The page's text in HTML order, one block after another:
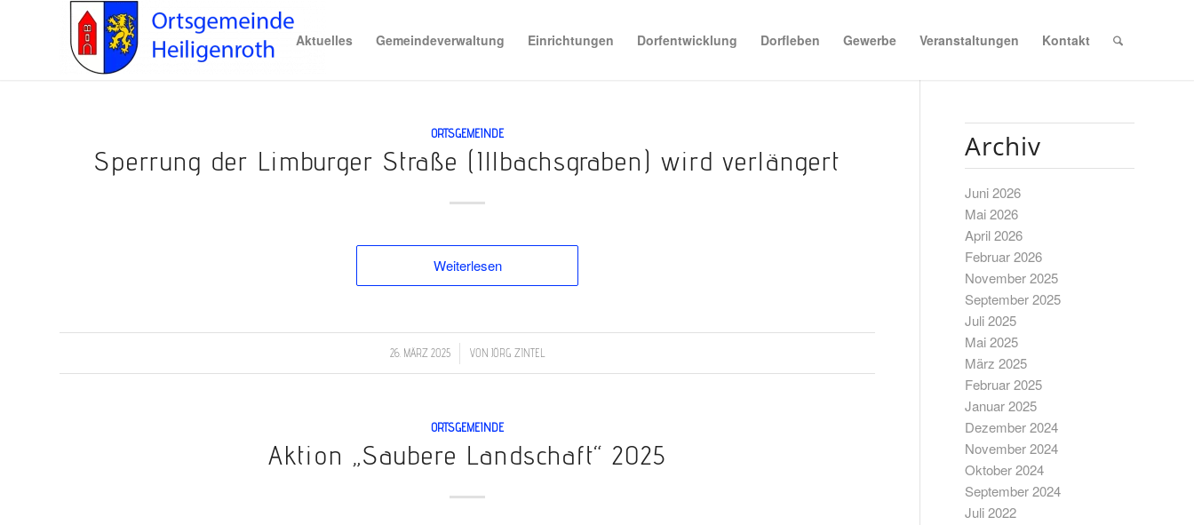
Aktuelles Gemeindeverwaltung Einrichtungen Dorfentwicklung Dorfleben Gewerbe Veranstaltungen Kontakt
ORTSGEMEINDE
Sperrung der Limburger Straße (Illbachsgraben) wird verlängert
Weiterlesen
26. MÄRZ 2025
/ VON JÖRG ZINTEL
ORTSGEMEINDE
Aktion „Saubere Landschaft“ 2025
Archiv
Juni 2026
Mai 2026
April 2026
Februar 2026
November 2025
September 2025
Juli 2025
Mai 2025
März 2025
Februar 2025
Januar 2025
Dezember 2024
November 2024
Oktober 2024
September 2024
Juli 2022